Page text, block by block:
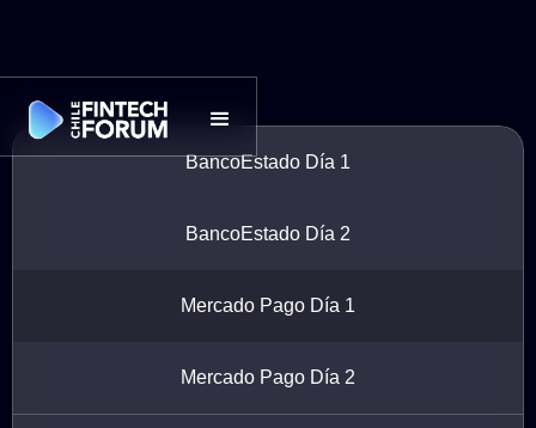
BancoEstado Día 1
BancoEstado Día 2
Mercado Pago Día 1
Mercado Pago Día 2